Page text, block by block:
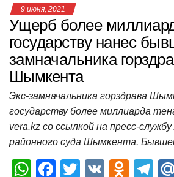
9 июня, 2021
Ущерб более
государству нанес
замначальника
Шымкента
Экс-замначальника горздрава
государству более миллиарда
vera.kz со ссылкой на пресс-
районного суда Шымкента.
W
F
T
V
O
T